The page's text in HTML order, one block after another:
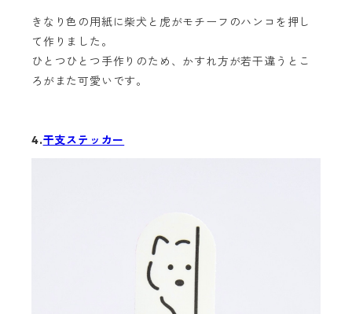
きなり色の用紙に柴犬と虎がモチーフのハンコを押し
て作りました。
ひとつひとつ手作りのため、かすれ方が若干違うとこ
ろがまた可愛いです。
4.干支ステッカー